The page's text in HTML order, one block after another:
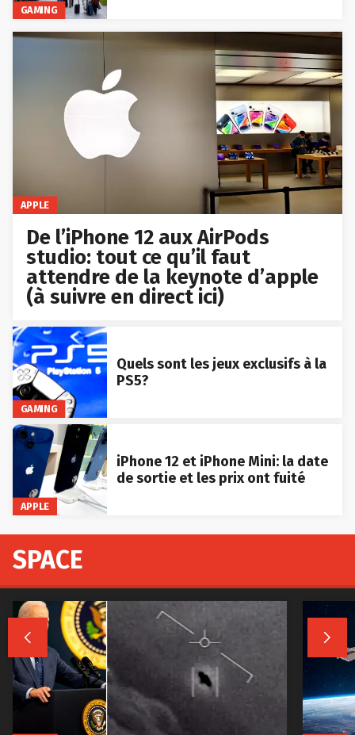
GAMING
APPLE
De l’iPhone 12 aux AirPods
studio: tout ce qu’il faut
attendre de la keynote d’apple
(à suivre en direct ici)
GAMING
Quels sont les jeux exclusifs à la
PS5?
APPLE
iPhone 12 et iPhone Mini: la date
de sortie et les prix ont fuité
SPACE
 